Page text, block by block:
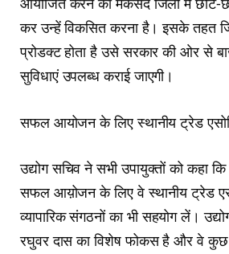
कर उन्हें विकसित करना है। इसके तहत
प्रोडक्ट होता है उसे सरकार की ओर से
सुविधाएं उपलब्ध कराई जाएगी।
सफल आयोजन के लिए स्थानीय ट्रेड
उद्योग सचिव ने सभी उपायुक्तों को कहा
सफल आय़ोजन के लिए वे स्थानीय ट्रेड
व्यापारिक संगठनों का भी सहयोग लें।
रघुवर दास का विशेष फोकस है और वे कुछ